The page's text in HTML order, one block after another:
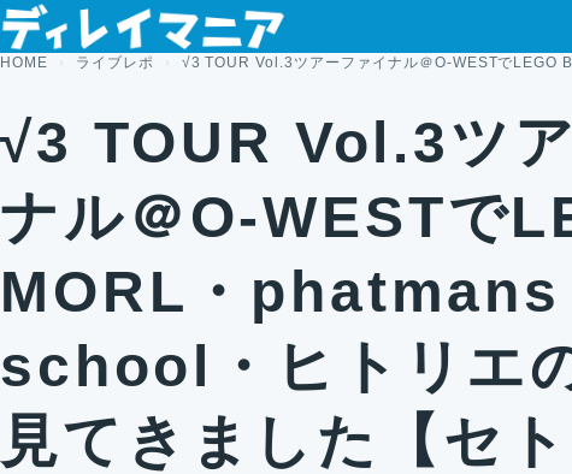
コンテンツへスキップ
HOME ライブレポ √3 TOUR Vol.3ツアーファイナル＠O-WESTでLEGO
√3 TOUR Vol.3ツ
ナル＠O-WESTで
MORL・
school・ヒトリエ
見てきました【セト